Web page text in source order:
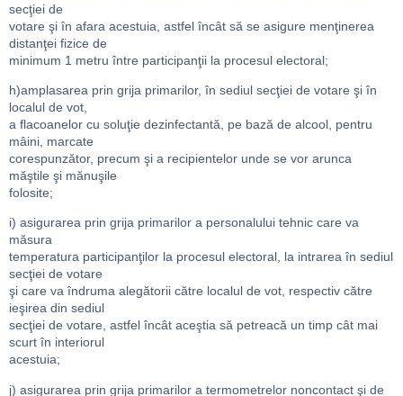
secţiei de
votare şi în afara acestuia, astfel încât să se asigure menţinerea
distanţei fizice de
minimum 1 metru între participanţii la procesul electoral;
h)amplasarea prin grija primarilor, în sediul secţiei de votare şi în
localul de vot,
a flacoanelor cu soluţie dezinfectantă, pe bază de alcool, pentru
mâini, marcate
corespunzător, precum şi a recipientelor unde se vor arunca
măştile şi mănuşile
folosite;
i) asigurarea prin grija primarilor a personalului tehnic care va
măsura
temperatura participanţilor la procesul electoral, la intrarea în sediul
secţiei de votare
şi care va îndruma alegătorii către localul de vot, respectiv către
ieşirea din sediul
secţiei de votare, astfel încât aceştia să petreacă un timp cât mai
scurt în interiorul
acestuia;
j) asigurarea prin grija primarilor a termometrelor noncontact şi de